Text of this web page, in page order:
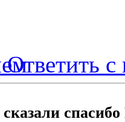
Ответить с
сказали